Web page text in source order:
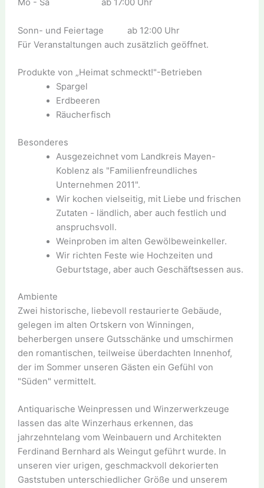
Mo - Sa ab 17:00 Uhr
Sonn- und Feiertage ab 12:00 Uhr
Für Veranstaltungen auch zusätzlich geöffnet.
Produkte von „Heimat schmeckt!"-Betrieben
Spargel
Erdbeeren
Räucherfisch
Besonderes
Ausgezeichnet vom Landkreis Mayen-
Koblenz als "Familienfreundliches
Unternehmen 2011".
Wir kochen vielseitig, mit Liebe und frischen
Zutaten - ländlich, aber auch festlich und
anspruchsvoll.
Weinproben im alten Gewölbeweinkeller.
Wir richten Feste wie Hochzeiten und
Geburtstage, aber auch Geschäftsessen aus.
Ambiente
Zwei historische, liebevoll restaurierte Gebäude,
gelegen im alten Ortskern von Winningen,
beherbergen unsere Gutsschänke und umschirmen
den romantischen, teilweise überdachten Innenhof,
der im Sommer unseren Gästen ein Gefühl von
"Süden" vermittelt.
Antiquarische Weinpressen und Winzerwerkzeuge
lassen das alte Winzerhaus erkennen, das
jahrzehntelang vom Weinbauern und Architekten
Ferdinand Bernhard als Weingut geführt wurde. In
unseren vier urigen, geschmackvoll dekorierten
Gaststuben unterschiedlicher Größe und unserem